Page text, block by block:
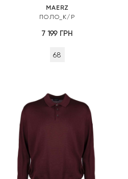
MAERZ
ПОЛО_К/Р
7 199 ГРН
68